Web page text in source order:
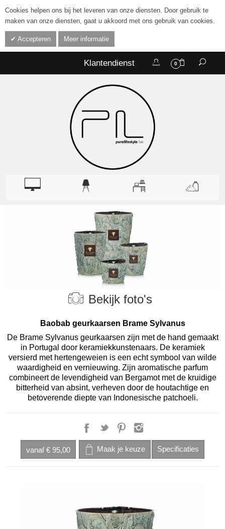
Cookies helpen ons bij het leveren van onze diensten. Door gebruik te
maken van onze diensten, gaat u akkoord met ons gebruik van cookies.
Accepteren Meer informatie
0
Klantendienst
Bekijk foto's
Baobab geurkaarsen Brame Sylvanus
De Brame Sylvanus geurkaarsen zijn met de hand gemaakt
in Portugal door keramiekkunstenaars. De keramiek
versierd met hertengeweien is een echt symbool van wilde
waardigheid en vernieuwing. Zijn aromatische parfum
combineert de levendigheid van Bergamot met de kruidige
bitterheid van absint, verheven door de houtachtige en
betoverende diepte van Indonesische patchoeli.
vanaf € 95,00